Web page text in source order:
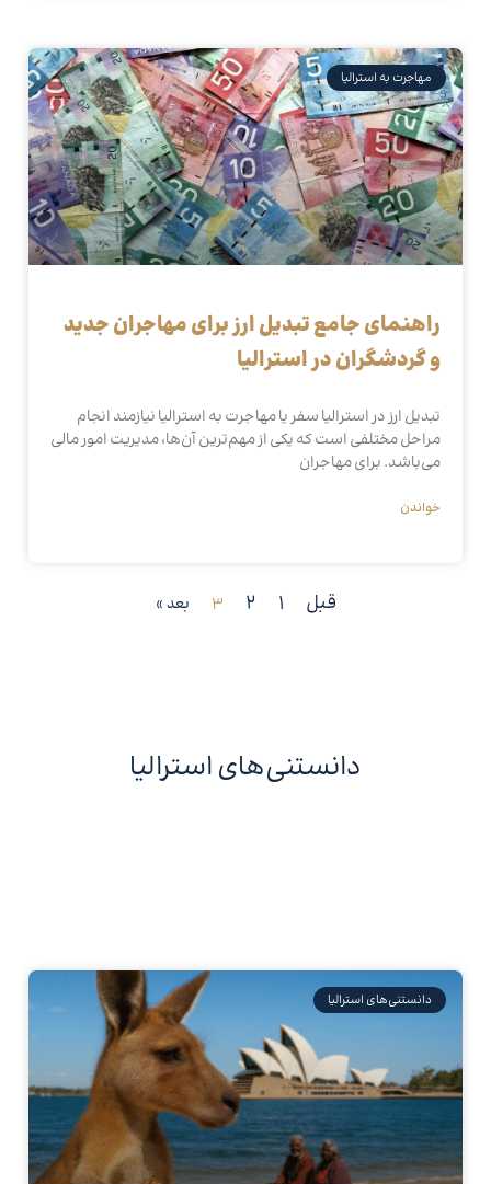
مهاجرت به استرالیا
راهنمای جامع تبدیل ارز برای مهاجران جدید
و گردشگران در استرالیا
تبدیل ارز در استرالیا سفر یا مهاجرت به استرالیا نیازمند انجام
مراحل مختلفی است که یکی از مهم‌ترین آن‌ها، مدیریت امور مالی
می‌باشد. برای مهاجران
خواندن
قبل 1
2
3 بعد »
دانستنی‌های استرالیا
دانستنی‌های استرالیا